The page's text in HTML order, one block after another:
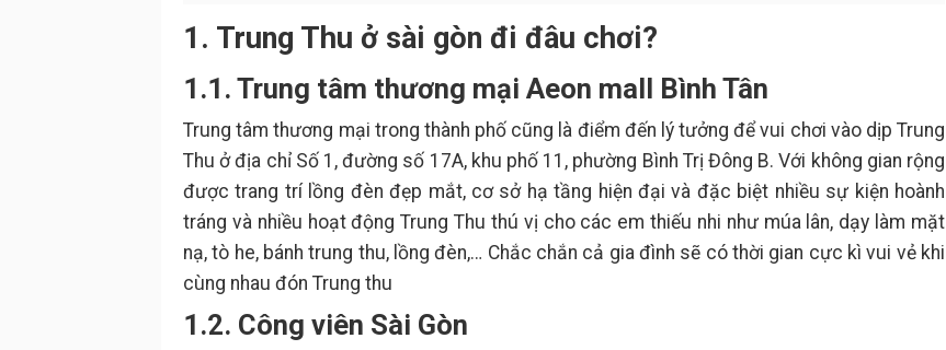
1. Trung Thu ở sài gòn đi đâu chơi?
1.1. Trung tâm thương mại Aeon mall Bình Tân
Trung tâm thương mại trong thành phố cũng là điểm đến lý tưởng để vui chơi vào dịp Trung
Thu ở địa chỉ Số 1, đường số 17A, khu phố 11, phường Bình Trị Đông B. Với không gian rộng
được trang trí lồng đèn đẹp mắt, cơ sở hạ tầng hiện đại và đặc biệt nhiều sự kiện hoành
tráng và nhiều hoạt động Trung Thu thú vị cho các em thiếu nhi như múa lân, dạy làm mặt
nạ, tò he, bánh trung thu, lồng đèn,… Chắc chắn cả gia đình sẽ có thời gian cực kì vui vẻ khi
cùng nhau đón Trung thu
1.2. Công viên Sài Gòn